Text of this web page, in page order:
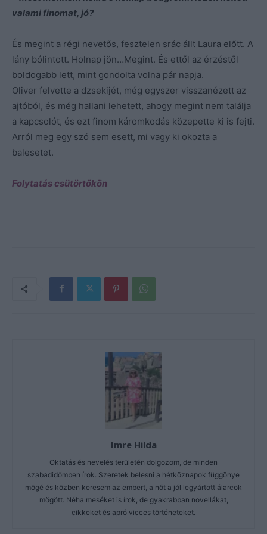
valami finomat, jó?
És megint a régi nevetős, fesztelen srác állt Laura előtt. A
lány bólintott. Holnap jön…Megint. És ettől az érzéstől
boldogabb lett, mint gondolta volna pár napja.
Oliver felvette a dzsekijét, még egyszer visszanézett az
ajtóból, és még hallani lehetett, ahogy megint nem találja
a kapcsolót, és ezt finom káromkodás közepette ki is fejti.
Arról meg egy szó sem esett, mi vagy ki okozta a
balesetet.
Folytatás csütörtökön
Imre Hilda
Oktatás és nevelés területén dolgozom, de minden
szabadidőmben írok. Szeretek belesni a hétköznapok függönye
mögé és közben keresem az embert, a nőt a jól legyártott álarcok
mögött. Néha meséket is írok, de gyakrabban novellákat,
cikkeket és apró vicces történeteket.